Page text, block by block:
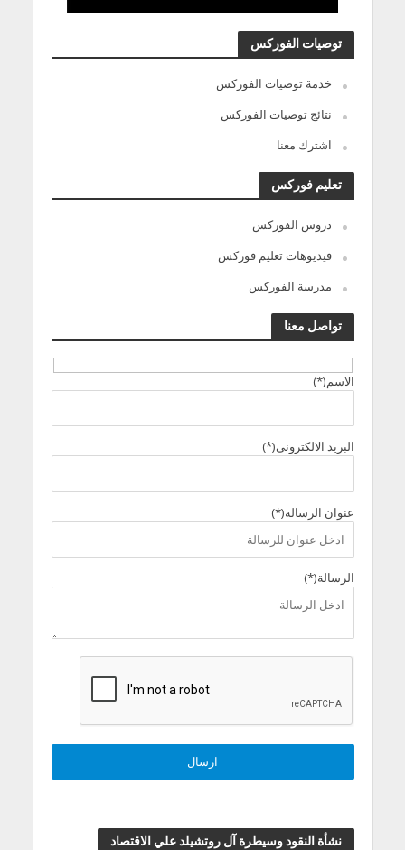
توصيات الفوركس
خدمة توصيات الفوركس
نتائج توصيات الفوركس
اشترك معنا
تعليم فوركس
دروس الفوركس
فيديوهات تعليم فوركس
مدرسة الفوركس
تواصل معنا
الاسم(*)
البريد الالكترونى(*)
عنوان الرسالة(*)
الرسالة(*)
نشأة النقود وسيطرة آل روتشيلد علي الاقتصاد